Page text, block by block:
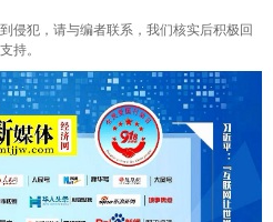
侵犯，请与编者联系，我们核实后积极回
持。